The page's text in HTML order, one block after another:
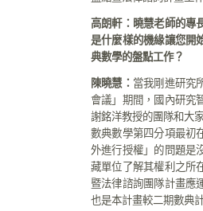
高朗軒：曉慧老師的專
是什麼樣的機緣讓您開
典數學的盤點工作？
陳曉慧： 當我剛進研究
會議」期間，國內研究
謝銘洋教授的團隊和大
數典數學第四分項最初
外進行授權」的問題是
藏單位了解其權利之所
暨法律諮詢團隊計畫應
也是本計畫較二期數典